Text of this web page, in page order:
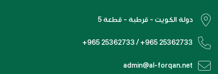
دولة الكويت - قرطبة - قطعة 5
+965 25362733 / +965 25362733
admin@al-forqan.net